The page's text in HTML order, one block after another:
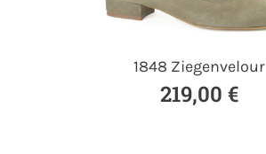
1848 Ziegenvelour
219,00 €